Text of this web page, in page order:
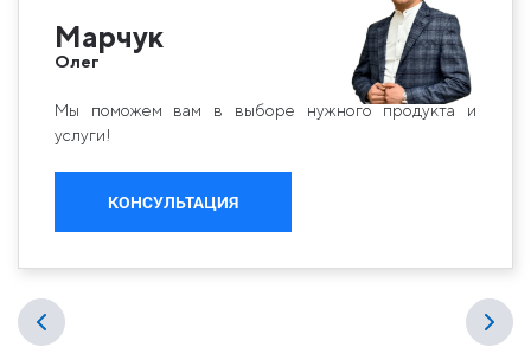
Марчук
Олег
Мы поможем вам в выборе нужного продукта и
услуги!
КОНСУЛЬТАЦИЯ